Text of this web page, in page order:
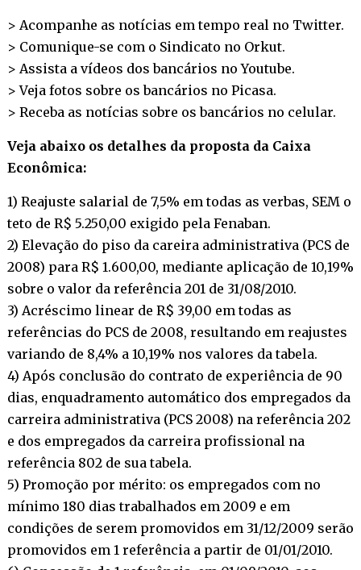
> Acompanhe as notícias em tempo real no Twitter.
> Comunique-se com o Sindicato no Orkut.
> Assista a vídeos dos bancários noYoutube.
> Veja fotos sobre os bancários no Picasa.
> Receba as notícias sobre os bancários no celular.
Veja abaixo os detalhes da proposta da Caixa
Econômica:
1) Reajuste salarial de 7,5% em todas as verbas, SEM o
teto de R$ 5.250,00 exigido pela Fenaban.
2) Elevação do piso da careira administrativa (PCS de
2008) para R$ 1.600,00, mediante aplicação de 10,19%
sobre o valor da referência 201 de 31/08/2010.
3) Acréscimo linear de R$ 39,00 em todas as
referências do PCS de 2008, resultando em reajustes
variando de 8,4% a 10,19% nos valores da tabela.
4) Após conclusão do contrato de experiência de 90
dias, enquadramento automático dos empregados da
carreira administrativa (PCS 2008) na referência 202
e dos empregados da carreira profissional na
referência 802 de sua tabela.
5) Promoção por mérito: os empregados com no
mínimo 180 dias trabalhados em 2009 e em
condições de serem promovidos em 31/12/2009 serão
promovidos em 1 referência a partir de 01/01/2010.